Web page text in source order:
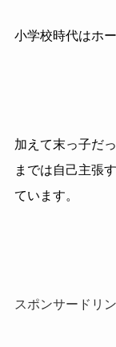
小学校時代はホ
加えて末っ子だ
までは自己主張
ています。
スポンサードリ